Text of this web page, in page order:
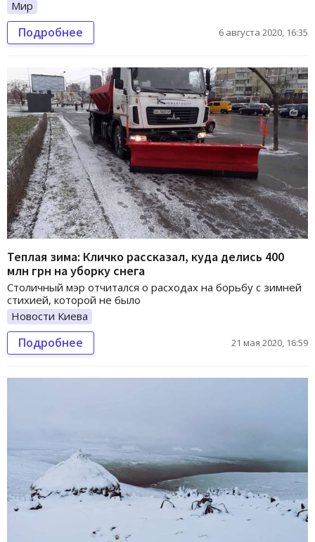
Мир
Подробнее 6 августа 2020, 16:35
Теплая зима: Кличко рассказал, куда делись 400
млн грн на уборку снега
Столичный мэр отчитался о расходах на борьбу с зимней
стихией, которой не было
Новости Киева
Подробнее 21 мая 2020, 16:59